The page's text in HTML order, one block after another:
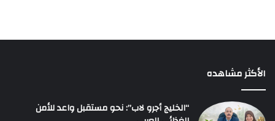
الأكثر مشاهده
“الخليج أجرو لاب”: نحو مستقبل واعد للأمن